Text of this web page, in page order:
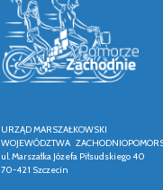
URZĄD MARSZAŁKOWSKI
WOJEWÓDZTWA
ul. Marszałka Józefa Piłsudskiego 40
70-421 Szczecin